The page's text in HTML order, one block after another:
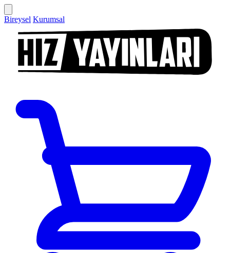
Bireysel Kurumsal